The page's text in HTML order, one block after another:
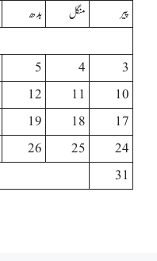
پیر
منگل بدھ
3
4
5
10
11
12
17
18
19
24
25
26
31